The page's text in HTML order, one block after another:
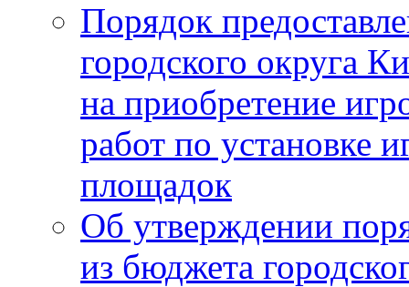
Порядок
городского округа
на приобретение
работ по установке
площадок
Об утверждении
из бюджета